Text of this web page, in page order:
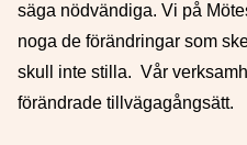
säga nödvändiga. Vi på
noga de förändringar som
skull inte stilla. Vår
förändrade tillvägagångsätt.